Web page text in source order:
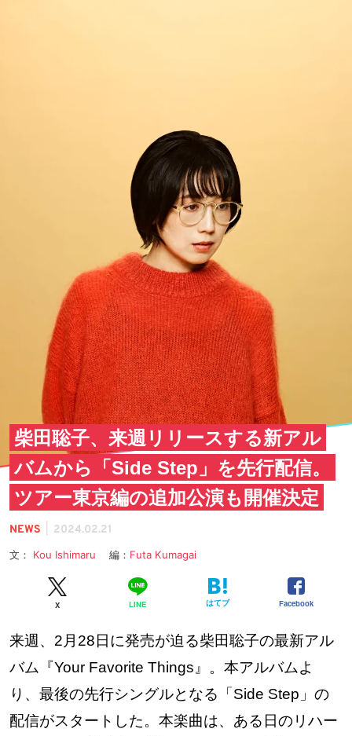
柴田聡子、来週リリースする新アル
バムから「Side Step」を先行配信。
ツアー東京編の追加公演も開催決定
NEWS 2024.02.21
文： Kou Ishimaru 編： Futa Kumagai
X LINE はてブ Facebook
来週、2月28日に発売が迫る柴田聡子の最新アル
バム『Your Favorite Things』。本アルバムよ
り、最後の先行シングルとなる「Side Step」の
配信がスタートした。本楽曲は、ある日のリハー